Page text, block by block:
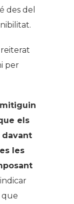
des del
per
els
davant
les
que